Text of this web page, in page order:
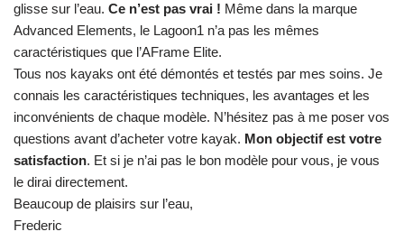
glisse sur l’eau. Ce n’est pas vrai ! Même dans la marque
Advanced Elements, le Lagoon1 n’a pas les mêmes
caractéristiques que l’AFrame Elite.
Tous nos kayaks ont été démontés et testés par mes soins. Je
connais les caractéristiques techniques, les avantages et les
inconvénients de chaque modèle. N’hésitez pas à me poser vos
questions avant d’acheter votre kayak. Mon objectif est votre
satisfaction. Et si je n’ai pas le bon modèle pour vous, je vous
le dirai directement.
Beaucoup de plaisirs sur l’eau,
Frederic